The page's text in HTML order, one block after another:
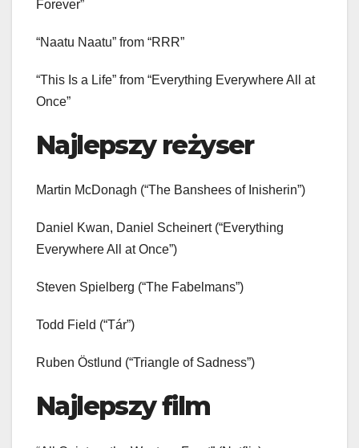
Forever”
“Naatu Naatu” from “RRR”
“This Is a Life” from “Everything Everywhere All at
Once”
Najlepszy reżyser
Martin McDonagh (“The Banshees of Inisherin”)
Daniel Kwan, Daniel Scheinert (“Everything
Everywhere All at Once”)
Steven Spielberg (“The Fabelmans”)
Todd Field (“Tár”)
Ruben Östlund (“Triangle of Sadness”)
Najlepszy film